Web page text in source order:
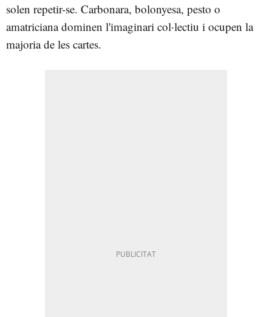
solen repetir-se. Carbonara, bolonyesa, pesto o
amatriciana dominen l'imaginari col·lectiu i ocupen la
majoria de les cartes.